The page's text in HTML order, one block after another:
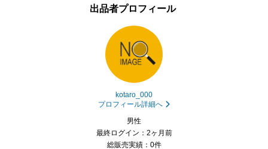
出品者プロフィール
kotaro_000
プロフィール詳細へ
男性
最終ログイン：2ヶ月前
総販売実績：0件